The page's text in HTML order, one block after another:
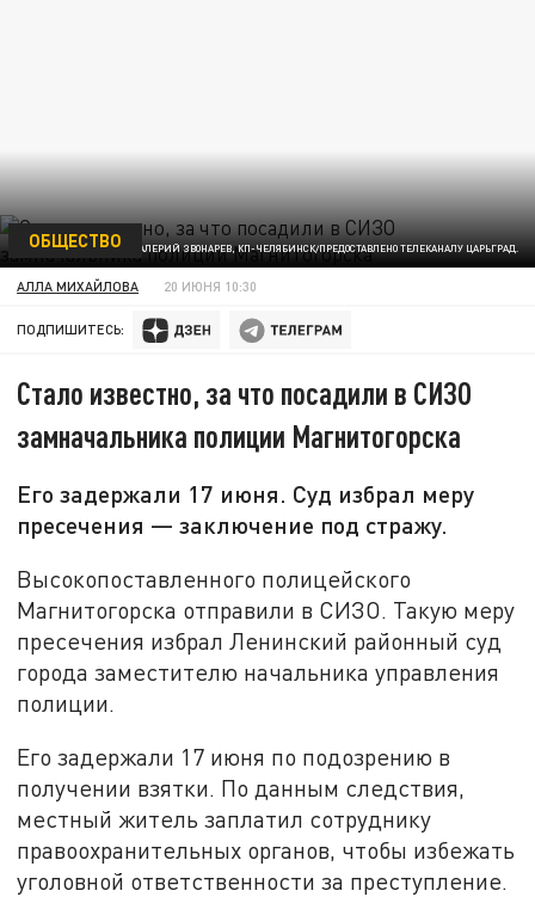
ФОТО: ВАЛЕРИЙ ЗВОНАРЕВ, КП-ЧЕЛЯБИНСК/ПРЕДОСТАВЛЕНО ТЕЛЕКАНАЛУ ЦАРЬГРАД.
ОБЩЕСТВО
АЛЛА МИХАЙЛОВА 20 ИЮНЯ 10:30
ПОДПИШИТЕСЬ:
Стало известно, за что посадили в СИЗО
замначальника полиции Магнитогорска
Его задержали 17 июня. Суд избрал меру
пресечения — заключение под стражу.
Высокопоставленного полицейского
Магнитогорска отправили в СИЗО. Такую меру
пресечения избрал Ленинский районный суд
города заместителю начальника управления
полиции.
Его задержали 17 июня по подозрению в
получении взятки. По данным следствия,
местный житель заплатил сотруднику
правоохранительных органов, чтобы избежать
уголовной ответственности за преступление.